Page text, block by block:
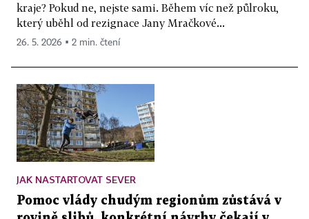
kraje? Pokud ne, nejste sami. Během víc než půlroku,
který uběhl od rezignace Jany Mračkové...
26. 5. 2026 ▪ 2 min. čtení
JAK NASTARTOVAT SEVER
Pomoc vlády chudým regionům zůstává v